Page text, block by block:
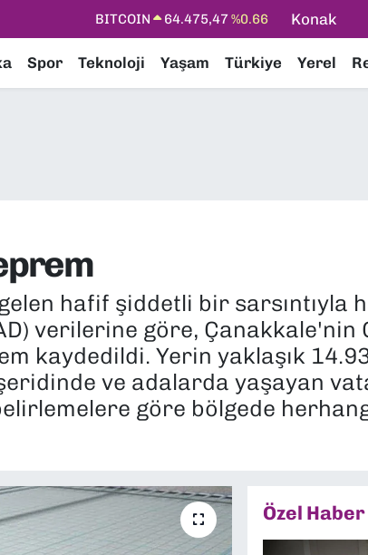
DOLAR 47,5971%0.05
STERLİN
64,2534%0.22
Konak
Spor Teknoloji Yaşam Türkiye Yerel
hafif şiddetli bir sarsıntıyla
verilerine göre, Çanakkale'nin
kaydedildi. Yerin yaklaşık
ve adalarda yaşayan
göre bölgede
Özel Haber